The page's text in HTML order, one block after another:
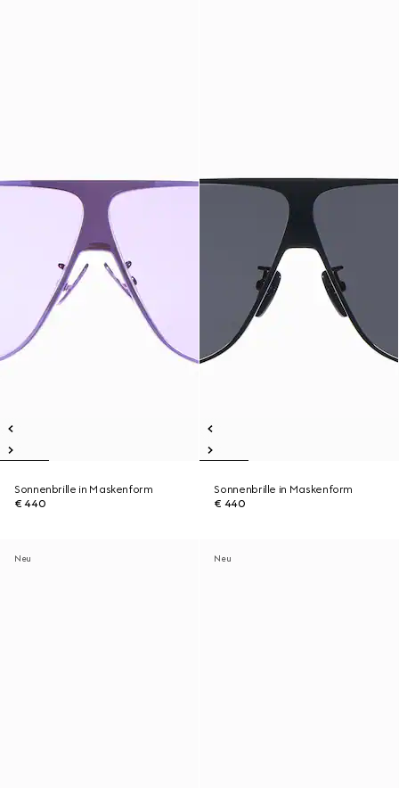
Sonnenbrille in Maskenform
€ 440
Sonnenbrille in Maskenform
€ 440
Neu Neu